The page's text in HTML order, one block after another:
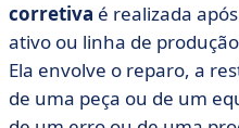
corretiva é realizada
ativo ou linha de
Ela envolve o reparo, a
de uma peça ou de um